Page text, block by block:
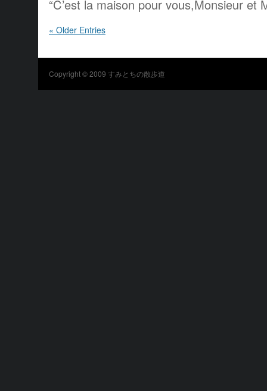
“C’est la maison pour vous,Monsieur et
« Older Entries
Copyright © 2009 すみとちの散歩道